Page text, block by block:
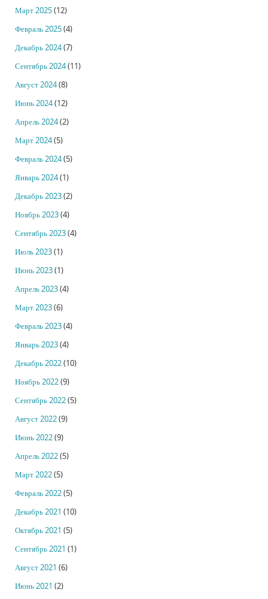
Март 2025(12)
Февраль 2025(4)
Декабрь 2024(7)
Сентябрь 2024(11)
Август 2024(8)
Июнь 2024(12)
Апрель 2024(2)
Март 2024(5)
Февраль 2024(5)
Январь 2024(1)
Декабрь 2023(2)
Ноябрь 2023(4)
Сентябрь 2023(4)
Июль 2023(1)
Июнь 2023(1)
Апрель 2023(4)
Март 2023(6)
Февраль 2023(4)
Январь 2023(4)
Декабрь 2022(10)
Ноябрь 2022(9)
Сентябрь 2022(5)
Август 2022(9)
Июнь 2022(9)
Апрель 2022(5)
Март 2022(5)
Февраль 2022(5)
Декабрь 2021 (10)
Октябрь 2021 (5)
Сентябрь 2021 (1)
Август 2021 (6)
Июнь 2021 (2)